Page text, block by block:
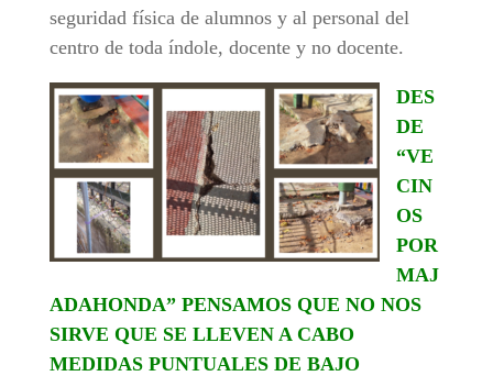
seguridad física de alumnos y al personal del
centro de toda índole, docente y no docente.
DES
DE
“VE
CIN
OS
POR
MAJ
ADAHONDA” PENSAMOS QUE NO NOS
SIRVE QUE SE LLEVEN A CABO
MEDIDAS PUNTUALES DE BAJO